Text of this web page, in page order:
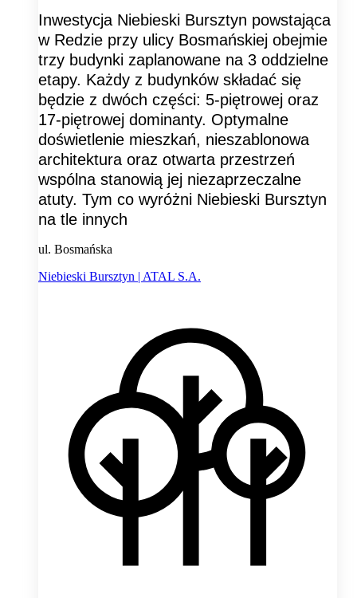
Inwestycja Niebieski Bursztyn powstająca
w Redzie przy ulicy Bosmańskiej obejmie
trzy budynki zaplanowane na 3 oddzielne
etapy. Każdy z budynków składać się
będzie z dwóch części: 5-piętrowej oraz
17-piętrowej dominanty. Optymalne
doświetlenie mieszkań, nieszablonowa
architektura oraz otwarta przestrzeń
wspólna stanowią jej niezaprzeczalne
atuty. Tym co wyróżni Niebieski Bursztyn
na tle innych
ul. Bosmańska
Niebieski Bursztyn | ATAL S.A.